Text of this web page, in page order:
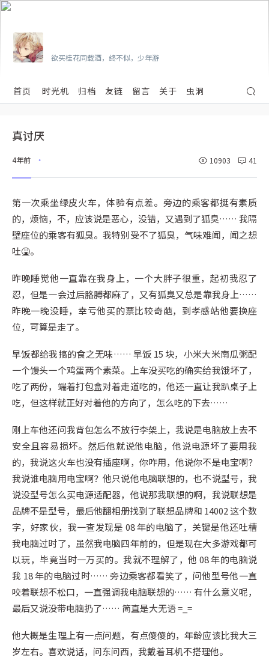
欲买桂花同载酒，终不似，少年游
首页 时光机 归档 友链 留言 关于 虫洞
真讨厌
4年前 • 10903 41
第一次乘坐绿皮火车，体验有点差。旁边的乘客都挺有素质
的，烦恼，不，应该说是恶心，没错，又遇到了狐臭…… 我隔
壁座位的乘客有狐臭。我特别受不了狐臭，气味难闻，闻之想
吐🤮。
昨晚睡觉他一直靠在我身上，一个大胖子很重，起初我忍了
忍，但是一会过后胳膊都麻了，又有狐臭又总是靠我身上……
昨晚一晚没睡，幸亏他买的票比较奇葩，到孝感站他要换座
位，可算是走了。
早饭都给我搞的食之无味…… 早饭 15 块，小米大米南瓜粥配
一个馒头一个鸡蛋两个素菜。上车没买吃的确实给我饿坏了，
吃了两份，端着打包盒对着走道吃的，他还一直让我趴桌子上
吃，但这样就正好对着他的方向了，怎么吃的下去……
刚上车他还问我背包怎么不放行李架上，我说是电脑放上去不
安全且容易损坏。然后他就说他电脑，他说电源坏了要用我
的，我说这火车也没有插座啊，你咋用，他说你不是电宝啊？
我说谁电脑用电宝啊？他只说他电脑联想的，也不说型号，我
说没型号怎么买电源适配器，他说那我联想的啊，我说联想是
品牌不是型号，最后他翻相册找到了联想品牌和 14002 这个数
字，好家伙，我一查发现是 08 年的电脑了，关键是他还吐槽
我电脑过时了，虽然我电脑四年前的，但是现在大多游戏都可
以玩，毕竟当时一万买的。我就不理解了，他 08 年的电脑说
我 18 年的电脑过时…… 旁边乘客都看笑了，问他型号他一直
咬着联想不松口，一直强调我电脑联想的…… 有什么意义呢，
最后又说没带电脑扔了…… 简直是大无语 =_=
他大概是生理上有一点问题，有点傻傻的，年龄应该比我大三
岁左右。喜欢说话，问东问西，我戴着耳机不搭理他。